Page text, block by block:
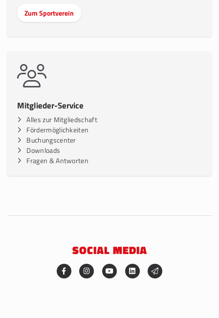
Zum Sportverein
Mitglieder-Service
Alles zur Mitgliedschaft
Fördermöglichkeiten
Buchungscenter
Downloads
Fragen & Antworten
SOCIAL MEDIA